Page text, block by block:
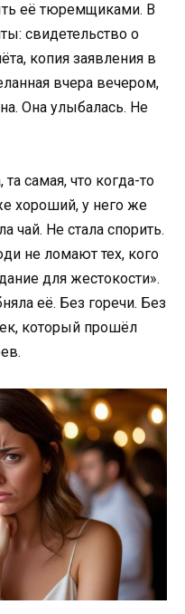
её тюремщиками. В
свидетельство о
копия заявления в
вчера вечером,
Она улыбалась. Не
самая, что когда-то
хороший, у него же
чай. Не стала спорить.
не ломают тех, кого
для жестокости».
её. Без горечи. Без
который прошёл